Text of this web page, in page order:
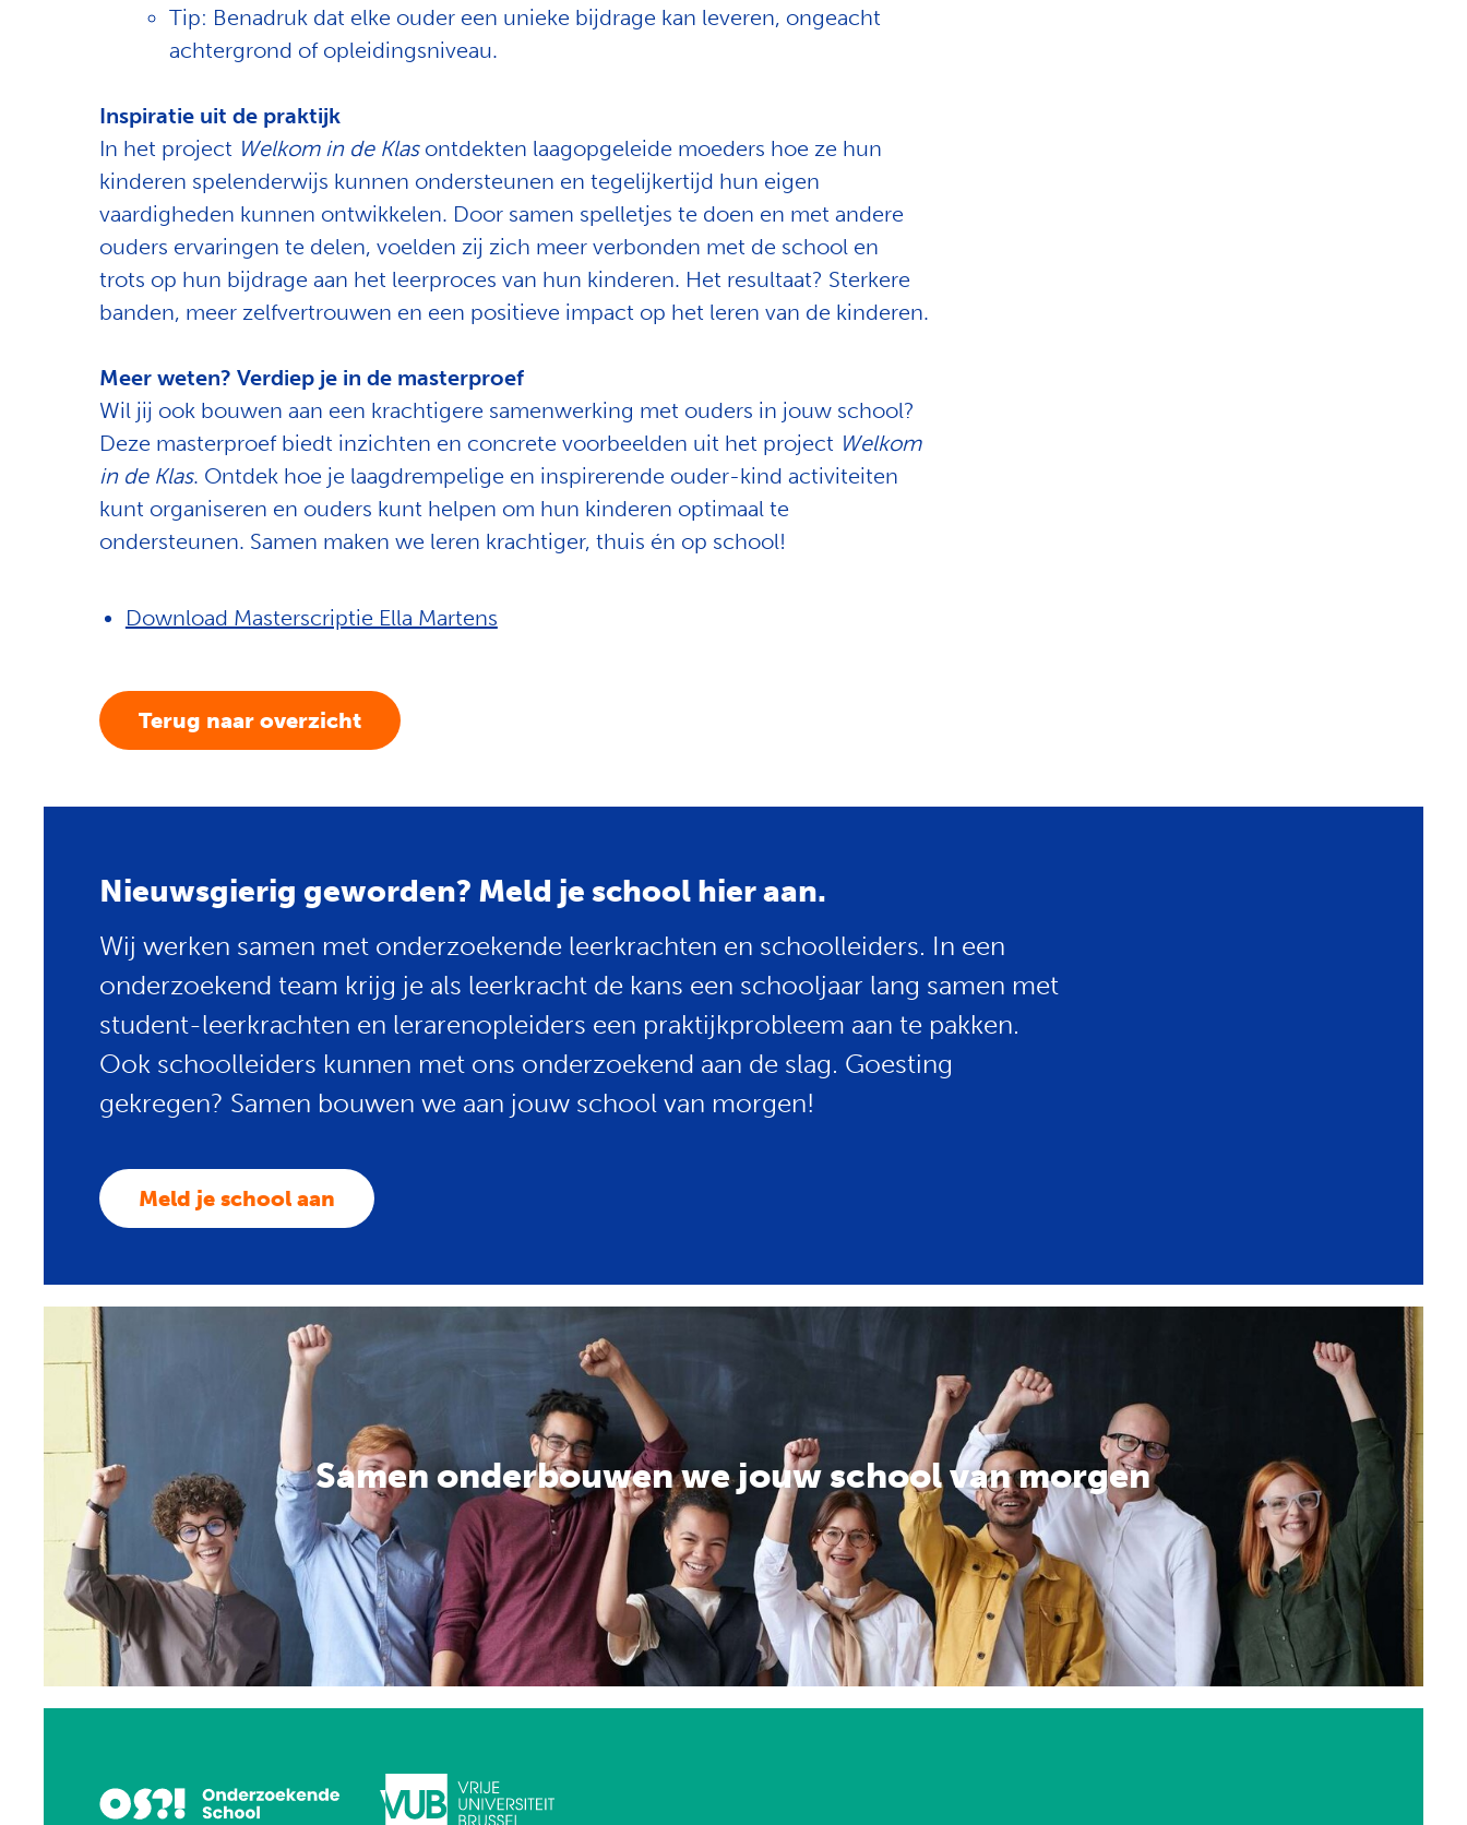
Tip: Benadruk dat elke ouder een unieke bijdrage kan leveren, ongeacht
achtergrond of opleidingsniveau.
Inspiratie uit de praktijk
In het project Welkom in de Klasontdekten laagopgeleide moeders hoe ze hun
kinderen spelenderwijs kunnen ondersteunen en tegelijkertijd hun eigen
vaardigheden kunnen ontwikkelen. Door samen spelletjes te doen en met andere
ouders ervaringen te delen, voelden zij zich meer verbonden met de school en
trots op hun bijdrage aan het leerproces van hun kinderen. Het resultaat? Sterkere
banden, meer zelfvertrouwen en een positieve impact op het leren van de kinderen.
Meer weten? Verdiep je in de masterproef
Wil jij ook bouwen aan een krachtigere samenwerking met ouders in jouw school?
Deze masterproef biedt inzichten en concrete voorbeelden uit het project Welkom
in de Klas. Ontdek hoe je laagdrempelige en inspirerende ouder-kind activiteiten
kunt organiseren en ouders kunt helpen om hun kinderen optimaal te
ondersteunen. Samen maken we leren krachtiger, thuis én op school!
Download Masterscriptie Ella Martens
Terug naar overzicht
Nieuwsgierig geworden? Meld je school hier aan.
Wij werken samen met onderzoekende leerkrachten en schoolleiders. In een
onderzoekend team krijg je als leerkracht de kans een schooljaar lang samen met
student-leerkrachten en lerarenopleiders een praktijkprobleem aan te pakken.
Ook schoolleiders kunnen met ons onderzoekend aan de slag. Goesting
gekregen? Samen bouwen we aan jouw school van morgen!
Meld je school aan
Samen onderbouwen we jouw school van morgen